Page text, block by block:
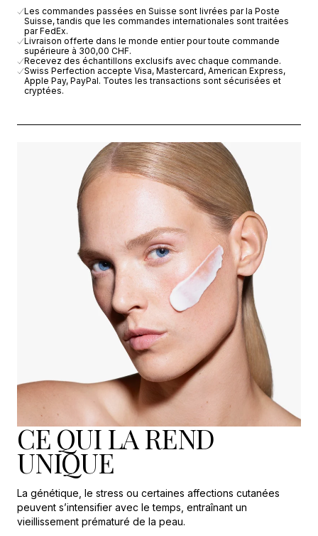
Sa texture riche et enveloppante s’utilise au quotidien ou en
Les commandes passées en Suisse sont livrées par la Poste
Suisse, tandis que les commandes internationales sont traitées
par FedEx.
Livraison offerte dans le monde entier pour toute commande
supérieure à 300,00 CHF.
Recevez des échantillons exclusifs avec chaque commande.
Swiss Perfection accepte Visa, Mastercard, American Express,
Apple Pay, PayPal. Toutes les transactions sont sécurisées et
cryptées.
CE QUI LA REND
UNIQUE
La génétique, le stress ou certaines affections cutanées
peuvent s’intensifier avec le temps, entraînant un
vieillissement prématuré de la peau.